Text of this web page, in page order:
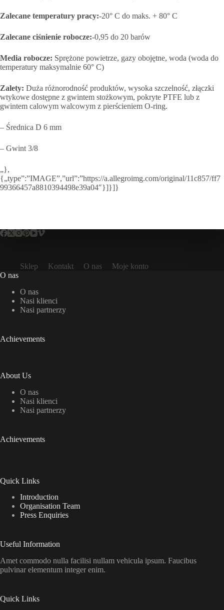
Zalecane temperatury pracy:-20° C do maks. + 80° C
Zalecane ciśnienie robocze:-0,95 do 20 barów
Media robocze: Sprężone powietrze, gazy obojętne, woda (woda do
temperatury maksymalnie 60° C)
Zalety: Duża różnorodność produktów, wysoka szczelność, złączki
wtykowe dostępne z gwintem stożkowym, pokryte PTFE lub z
gwintem calowym walcowym z pierścieniem O-ring.
– Średnica D 6 mm
– Gwint 3/8
„},
{„type”:”IMAGE”,”url”:”https://a.allegroimg.com/original/11c857/ff7
99366457a8810394498e39a04″}]}]}
Sklep Kontakt O nas
Moje konto
O nas
O nas
Nasi klienci
Nasi partnerzy
Achievements
About Us
O nas
Nasi klienci
Nasi partnerzy
Achievements
Quick Links
Introduction
Organisation Team
Press Enquiries
Useful Information
Amet commodo nulla facilisi nullam vehicula ipsum. Faucibus
pulvinar elementum integer enim.
Quick Links